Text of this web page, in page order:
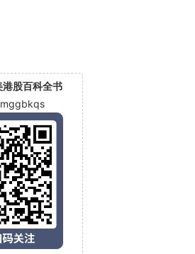
股百科全书